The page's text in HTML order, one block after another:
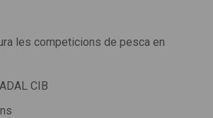
les competicions de pesca en
CIB